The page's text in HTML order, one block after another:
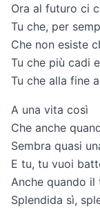
Ora al futuro ci
Tu che, per
Che non esiste
Tu che più cadi
Tu che alla fine
A una vita così
Che anche
Sembra quasi
E tu, tu vuoi
Anche quando
Splendida sì,